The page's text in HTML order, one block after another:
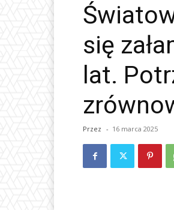
się
lat.
Przez - 16 marca 2025